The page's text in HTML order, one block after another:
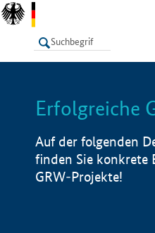
LISTE
Erfolgreiche
Auf der folgenden
finden Sie konkrete
GRW-Projekte!